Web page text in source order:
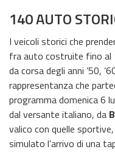
140 AUTO
I veicoli storici che
fra auto costruite fino
da corsa degli anni ’50,
rappresentanza che
programma domenica 6
dal versante italiano, da
valico con quelle
simulato l’arrivo di una